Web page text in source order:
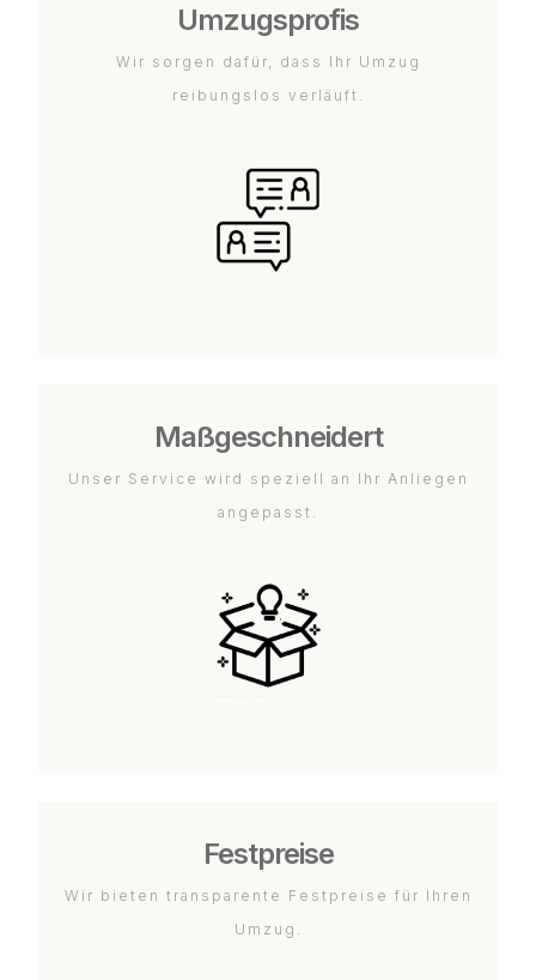
Umzugsprofis
Wir sorgen dafür, dass Ihr Umzug
reibungslos verläuft.
Maßgeschneidert
Unser Service wird speziell an Ihr Anliegen
angepasst.
Festpreise
Wir bieten transparente Festpreise für Ihren
Umzug.